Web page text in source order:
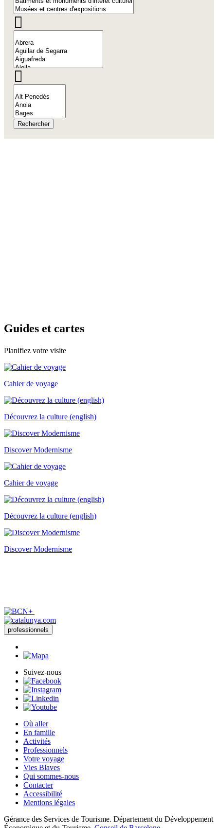
Rechercher
Guides et cartes
Planifiez votre visite
Cahier de voyage
Découvrez la culture (english)
Discover Modernisme
Cahier de voyage
Découvrez la culture (english)
Discover Modernisme
professionnels
Suivez-nous
Où aller
En famille
Activités
Professionnels
Votre voyage
Vies Blaves
Qui sommes-nous
Contacter
Accessibilité
Mentions légales
Gérance des Services de Tourisme. Département du Développement